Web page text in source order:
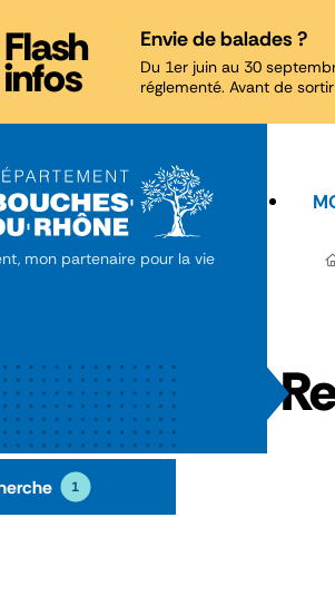
Flash
infos
Envie de balades ?
Du 1er juin au 30
réglementé. Avant de
mon partenaire pour la vie
1